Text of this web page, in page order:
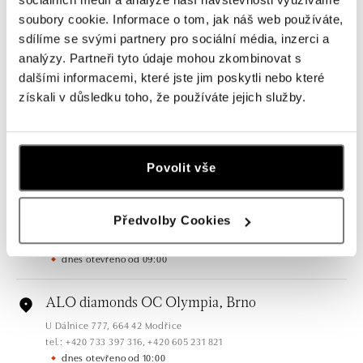
soubory cookie. Informace o tom, jak náš web používáte,
sdílíme se svými partnery pro sociální média, inzerci a
analýzy. Partneři tyto údaje mohou zkombinovat s
dalšími informacemi, které jste jim poskytli nebo které
získali v důsledku toho, že používáte jejich služby.
Povolit vše
Předvolby Cookies
Všechny Česko Slovensko
ALO diamonds OC Forum Nová Karolina,
Ostrava
tel.: +420 603 166 013, +420 603 565 187
ALO diamonds OC Nový Smíchov, Praha 5
Plzeňská 8, 150 00 Praha 5 - Smíchov
tel.: +420 603 192 388, +420 733 546 889
dnes otevřeno od 09:00
ALO diamonds OC Olympia, Brno
U Dálnice 777, 664 42 Modřice
tel.: +420 733 397 316, +420 605 231 821
dnes otevřeno od 10:00